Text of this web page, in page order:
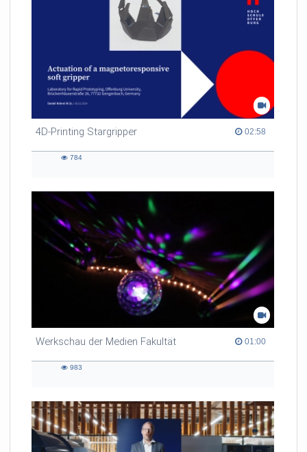
4D-Printing Stargripper 02:58
02:58 duration
784
Werkschau der Medien Fakultät 01:00
01:00 duration
983